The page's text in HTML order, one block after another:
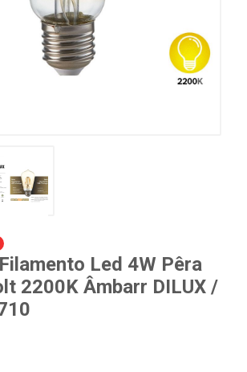
Led 4W Pêra
2200K Âmbarr DILUX /